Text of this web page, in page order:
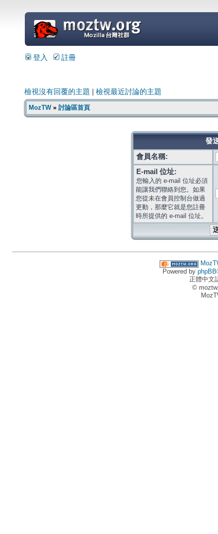
=
登入 註冊
檢視沒有回覆的主題 檢視最近討論的主題
MozTW» 討論區首頁
發
會員名稱:
E-mail 位址:
您輸入的 e-mail 位址必須
能讓我們聯絡到您。如果
您從未在會員控制台做過
更動，那麼它就是您註冊
時所提供的 e-mail 位址。
Powered by phpBB
正體中文
©